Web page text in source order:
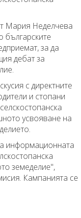
Мария Неделчева
българските
за да
дебат за
с директните
и стопани
усвояване на
информационната
земеделие",
Кампанията се